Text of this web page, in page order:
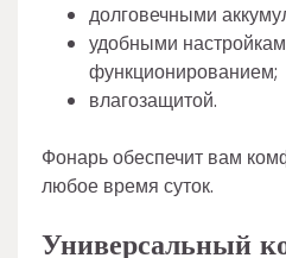
долговечными
удобными
функционированием;
влагозащитой.
Фонарь обеспечит вам
любое время суток.
Универсальный